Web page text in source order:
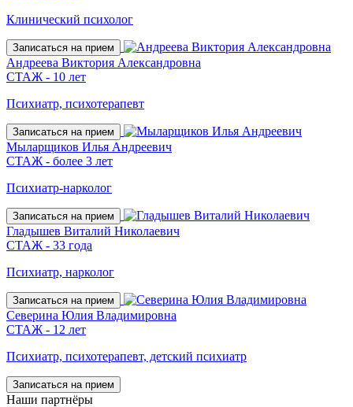
Клинический психолог
Записаться на прием
Андреева Виктория Александровна
СТАЖ - 10 лет
Психиатр, психотерапевт
Записаться на прием
Мыларщиков Илья Андреевич
СТАЖ - более 3 лет
Психиатр-нарколог
Записаться на прием
Гладышев Виталий Николаевич
СТАЖ - 33 года
Психиатр, нарколог
Записаться на прием
Северина Юлия Владимировна
СТАЖ - 12 лет
Психиатр, психотерапевт, детский психиатр
Записаться на прием
Наши партнёры